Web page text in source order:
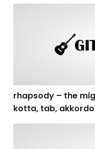
rhapsody – the
kotta, tab,